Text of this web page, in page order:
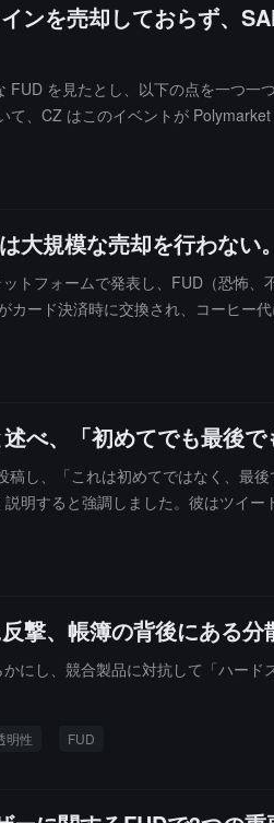
ンを売却しておらず、
を見たとし、以下の点を一つ一
、CZ はこのイベントが
て、CZ は売却したのは Binance
ろん、彼らが DEX を通じて購入
格に与える影響や、市場の信頼を高
大規模な売却を行わない。
トフォームで発表し、FUD（恐怖
ード決済時に交換され、コーヒ
べ、「初めてでも最後で
し、「これは初めてではなく、最
明すると強調しました。彼はツイ
撃、帳簿の背後にある分
にし、競合製品に対抗して「ハー
明性 FUD